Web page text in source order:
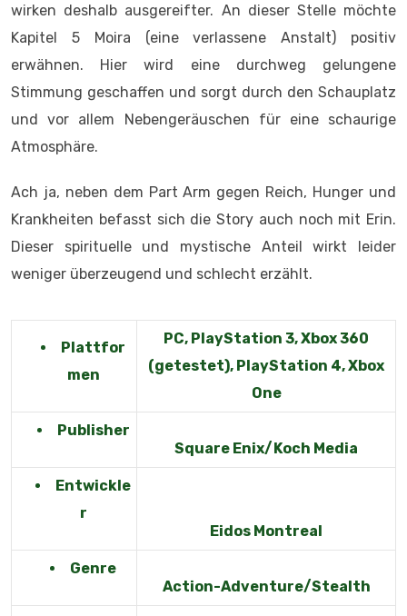
wirken deshalb ausgereifter. An dieser Stelle möchte
Kapitel 5 Moira (eine verlassene Anstalt) positiv
erwähnen. Hier wird eine durchweg gelungene
Stimmung geschaffen und sorgt durch den Schauplatz
und vor allem Nebengeräuschen für eine schaurige
Atmosphäre.
Ach ja, neben dem Part Arm gegen Reich, Hunger und
Krankheiten befasst sich die Story auch noch mit Erin.
Dieser spirituelle und mystische Anteil wirkt leider
weniger überzeugend und schlecht erzählt.
Plattfor
men
PC, PlayStation 3, Xbox 360
(getestet), PlayStation 4, Xbox
One
Publisher
Square Enix/Koch Media
Entwickle
r
Eidos Montreal
Genre
Action-Adventure/Stealth